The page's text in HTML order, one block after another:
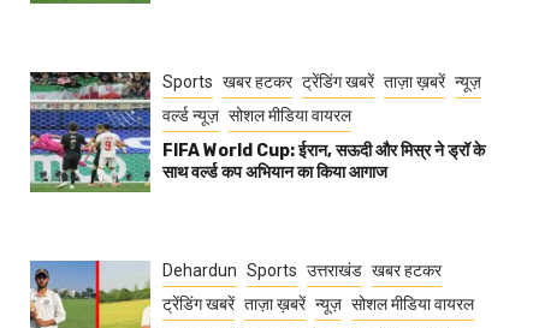
Sports खबर हटकर ट्रेंडिंग खबरें ताज़ा ख़बरें न्यूज़
वर्ल्ड न्यूज़ सोशल मीडिया वायरल
FIFA World Cup: ईरान, सऊदी और मिस्र ने ड्रॉ के
साथ वर्ल्ड कप अभियान का किया आगाज
Dehardun Sports उत्तराखंड खबर हटकर
ट्रेंडिंग खबरें ताज़ा ख़बरें न्यूज़ सोशल मीडिया वायरल